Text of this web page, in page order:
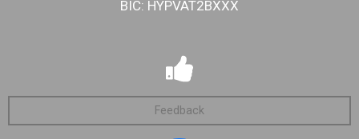
BIC: HYPVAT2BXXX
Feedback